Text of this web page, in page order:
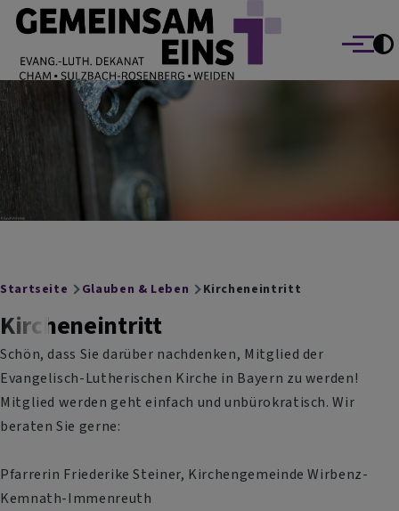
Direkt zum Inhalt
EVANG.-LUTH. DEKANAT GEMEINSAM EINS
Cham Sulzbach-Rosenberg Weiden
Menü
Breadcrumb
Startseite Glauben & Leben Kircheneintritt
Kircheneintritt
Schön, dass Sie darüber nachdenken, Mitglied der
Evangelisch-Lutherischen Kirche in Bayern zu werden!
Mitglied werden geht einfach und unbürokratisch. Wir
beraten Sie gerne:
Pfarrerin Friederike Steiner, Kirchengemeinde Wirbenz-
Kemnath-Immenreuth